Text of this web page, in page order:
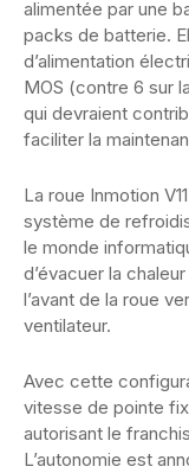
alimentée par une
packs de batterie.
d’alimentation
MOS (contre 6 sur
qui devraient
faciliter la
La roue Inmotion
système de
le monde
d’évacuer la
l’avant de la roue
ventilateur.
Avec cette
vitesse de pointe
autorisant le
L’autonomie est